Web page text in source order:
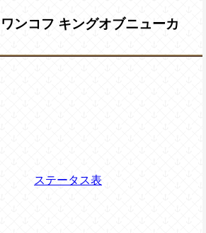
ンコフ キングオブニューカ
ステータス表